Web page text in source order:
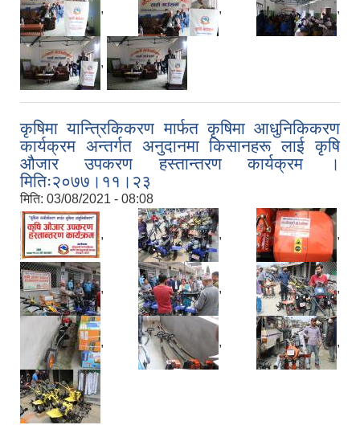
, , ,
,
कृषिमा यान्त्रिकिकरण मार्फत कृषिमा आधुनिकिकरण
कार्यक्रम अन्तर्गत अनुदानमा किसानहरू लाई कृषि
औजार उपकरण हस्तान्तरण कार्यक्रम ।
मितिः२०७७।११।२३
मिति: 03/08/2021 - 08:08
, , ,
, , ,
, , ,